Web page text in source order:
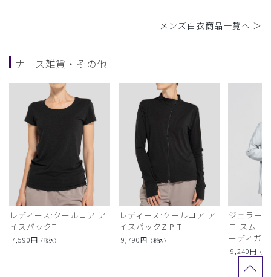
メンズ白衣商品一覧へ ＞
ナース雑貨・その他
レディース:クールコア ア
イスパックT
7,590円 （税込）
レディース:クールコア ア
イスパックZIP T
9,790円 （税込）
ジェラー
コ:スムー
ーディガン
9,240円 （税